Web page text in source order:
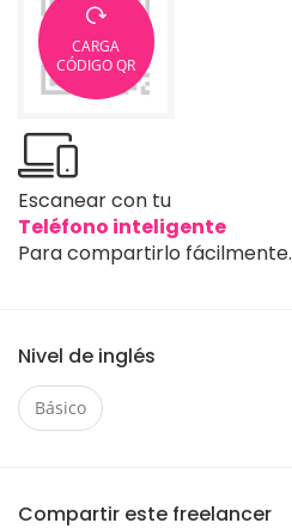
CARGA
CÓDIGO QR
Escanear con tu
Teléfono inteligente
Para compartirlo fácilmente.
Nivel de inglés
Básico
Compartir este freelancer